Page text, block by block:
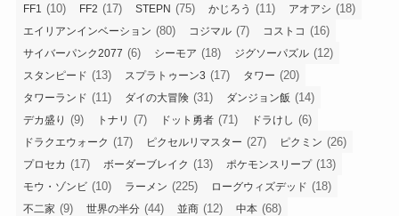
FF1 (10) FF2 (17) STEPN (75) かじろう (11) アオアシ (18)
エイリアンインベーション (80) コジマル (7) コストコ (16)
サイバーパンク2077 (6) シーモア (18) ジグソーパズル (12)
スタンピード (13) スプラトゥーン3 (17) タワー (20)
タワーランド (11) ダイの大冒険 (31) ダンジョン飯 (14)
デカ盛り (9) トナリ (7) ドット勇者 (71) ドラけし (6)
ドラクエウォーク (17) ピクセルリマスター (27) ピクミン (26)
プロセカ (17) ボーダーブレイク (13) ポケモンスリープ(13)
モウ・ゾンビ (10) ラーメン (225) ローグウィズデッド (18)
不二家 (9) 世界の半分 (44) 並商 (12) 中本 (68)